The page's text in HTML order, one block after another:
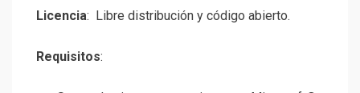
Licencia: Libre distribución y código abierto.
Requisitos: